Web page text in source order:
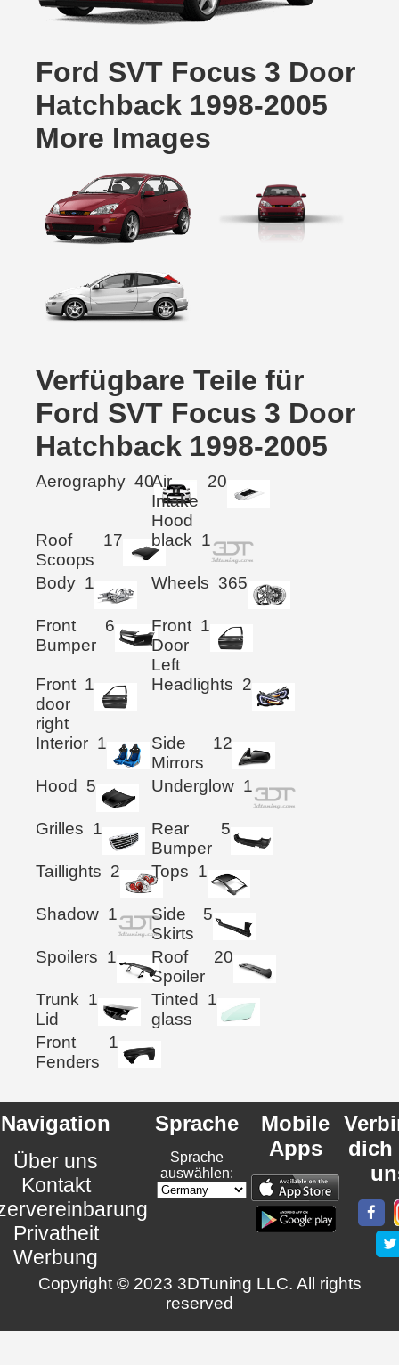
Ford SVT Focus 3 Door
Hatchback 1998-2005
More Images
Verfügbare Teile für
Ford SVT Focus 3 Door
Hatchback 1998-2005
Aerography 40Air
Intake
Hood
20
Roof
Scoops
17 black 1
Body 1 Wheels 365
Front
Bumper
6
Front
Door
Left
1
Front
door
right
1 Headlights 2
Interior 1
Side
Mirrors
12
Hood 5 Underglow 1
Grilles 1
Rear
Bumper
5
Taillights 2 Tops 1
Shadow 1
Side
Skirts
5
Spoilers 1
Roof
Spoiler
20
Trunk
Lid
1
Tinted
glass
1
Front
Fenders
1
Navigation
Über uns
Kontakt
Privatheit
Werbung
Sprache
Sprache
auswählen:
Mobile
Apps
dich
Copyright © 2023 3DTuning LLC. All rights
reserved